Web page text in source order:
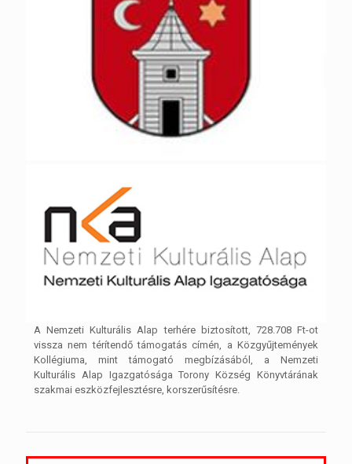
A Nemzeti Kulturális Alap terhére biztosított, 728.708 Ft-ot
vissza nem térítendő támogatás címén, a Közgyűjtemények
Kollégiuma, mint támogató megbízásából, a Nemzeti
Kulturális Alap Igazgatósága Torony Község Könyvtárának
szakmai eszközfejlesztésre, korszerűsítésre.